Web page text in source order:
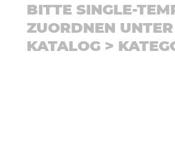
BITTE SINGLE-
ZUORDNEN UNTER
KATALOG >